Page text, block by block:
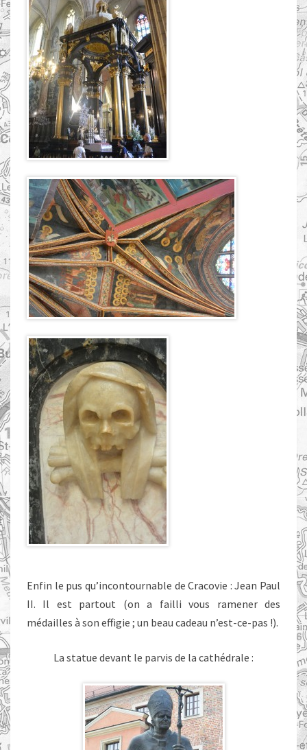
Enfin le pus qu’incontournable de Cracovie : Jean Paul
II. Il est partout (on a failli vous ramener des
médailles à son effigie ; un beau cadeau n’est-ce-pas !).
La statue devant le parvis de la cathédrale :